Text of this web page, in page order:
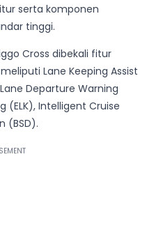
serta komponen
tinggi.
Cross dibekali fitur
Lane Keeping Assist
Departure Warning
(ELK), Intelligent Cruise
(BSD).